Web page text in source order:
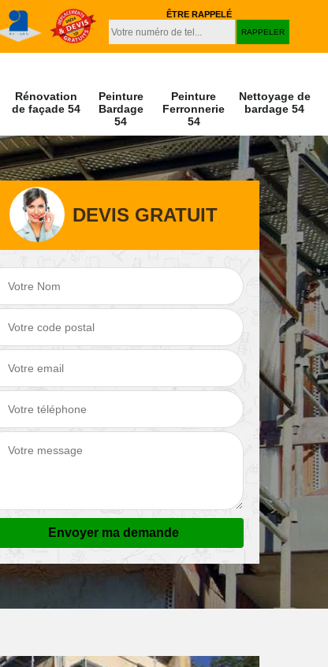
ÊTRE RAPPELÉ
Rénovation
de façade 54
Peinture
Bardage
54
Peinture
Ferronnerie
54
Nettoyage de
bardage 54
Nettoyage de
façade 54
Peinture et
décapage de volet
DEVIS GRATUIT